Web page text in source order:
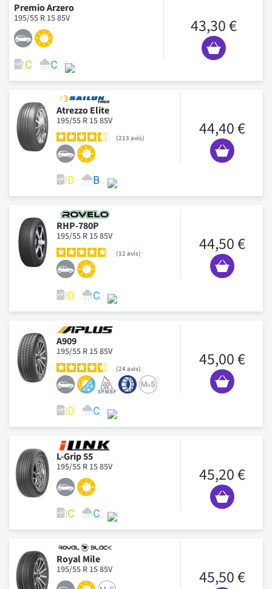
Premio Arzero
195/55 R 15 85V 43,30 €
Atrezzo Elite
195/55 R 15 85V
213 avis 44,40 €
RHP-780P
195/55 R 15 85V
12 avis 44,50 €
A909
195/55 R 15 85V
24avis 45,00 €
L-Grip 55
195/55 R 15 85V 45,20 €
Royal Mile
195/55 R 15 85V 45,50 €